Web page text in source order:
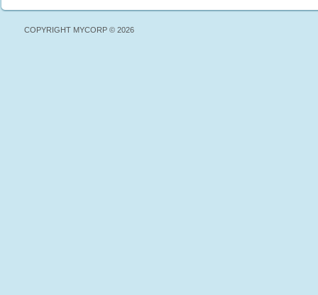
COPYRIGHT MYCORP © 2026